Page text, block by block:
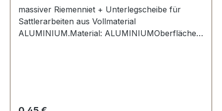
massiver Riemenniet + Unterlegscheibe für
Sattlerarbeiten aus Vollmaterial
ALUMINIUM.Material: ALUMINIUMOberfläche: